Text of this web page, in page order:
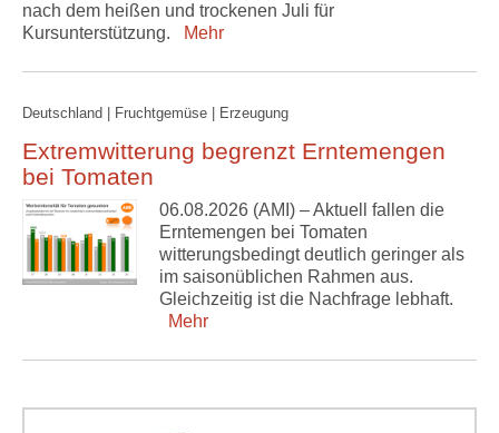
nach dem heißen und trockenen Juli für
Kursunterstützung.
Mehr
Deutschland | Fruchtgemüse | Erzeugung
Extremwitterung begrenzt Erntemengen
bei Tomaten
06.08.2026 (AMI) – Aktuell fallen die
Erntemengen bei Tomaten
witterungsbedingt deutlich geringer als
im saisonüblichen Rahmen aus.
Gleichzeitig ist die Nachfrage lebhaft.
Mehr